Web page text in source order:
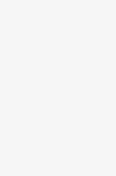
絆剖開了